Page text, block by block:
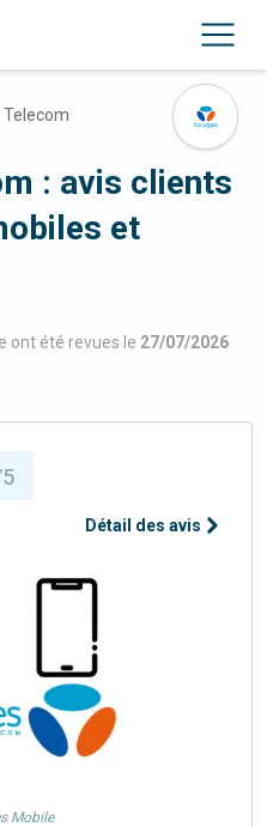
Telecom
: avis clients
et
ont été revues le 27/07/2026
Détail des avis
Mobile